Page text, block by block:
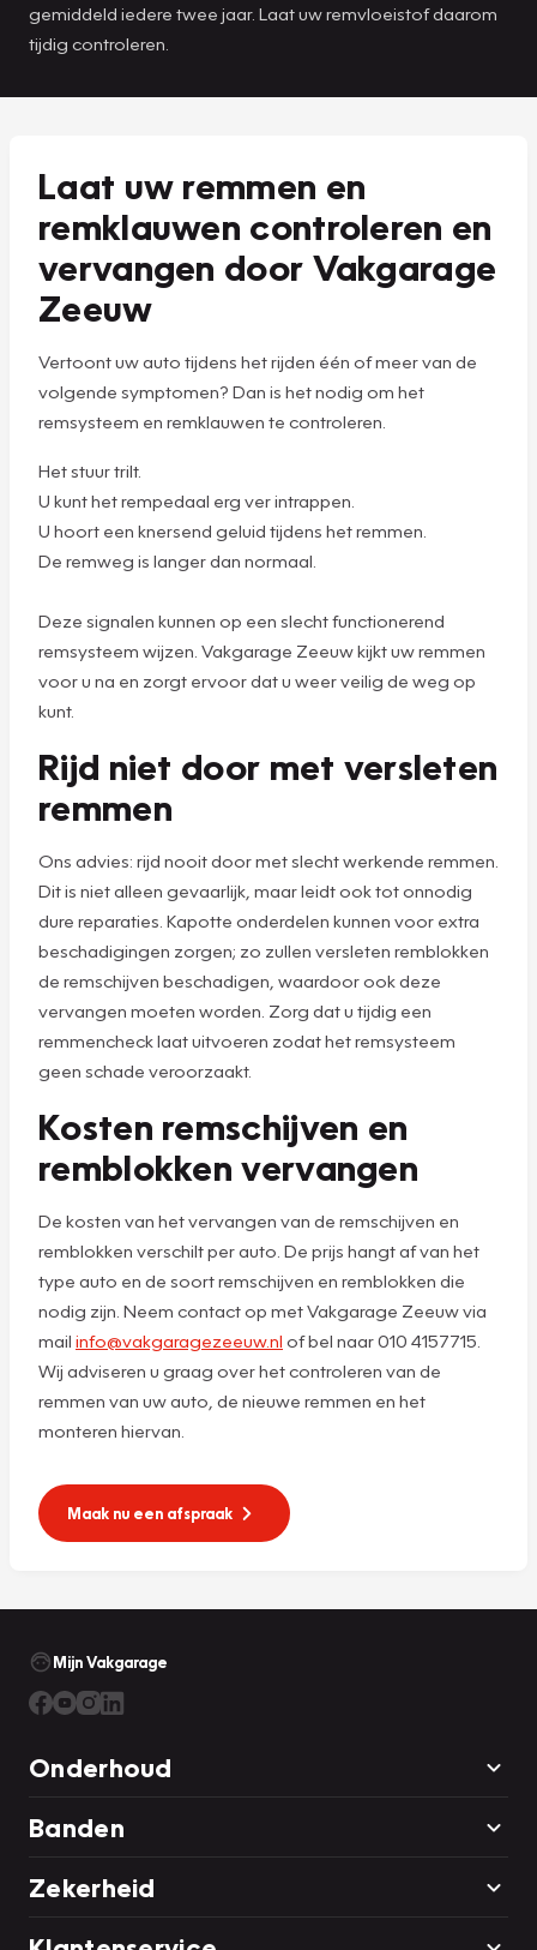
gemiddeld iedere twee jaar. Laat uw remvloeistof daarom
tijdig controleren.
Laat uw remmen en
remklauwen controleren en
vervangen door Vakgarage
Zeeuw
Vertoont uw auto tijdens het rijden één of meer van de
volgende symptomen? Dan is het nodig om het
remsysteem en remklauwen te controleren.
Het stuur trilt.
U kunt het rempedaal erg ver intrappen.
U hoort een knersend geluid tijdens het remmen.
De remweg is langer dan normaal.
Deze signalen kunnen op een slecht functionerend
remsysteem wijzen. Vakgarage Zeeuw kijkt uw remmen
voor u na en zorgt ervoor dat u weer veilig de weg op
kunt.
Rijd niet door met versleten
remmen
Ons advies: rijd nooit door met slecht werkende remmen.
Dit is niet alleen gevaarlijk, maar leidt ook tot onnodig
dure reparaties. Kapotte onderdelen kunnen voor extra
beschadigingen zorgen; zo zullen versleten remblokken
de remschijven beschadigen, waardoor ook deze
vervangen moeten worden. Zorg dat u tijdig een
remmencheck laat uitvoeren zodat het remsysteem
geen schade veroorzaakt.
Kosten remschijven en
remblokken vervangen
De kosten van het vervangen van de remschijven en
remblokken verschilt per auto. De prijs hangt af van het
type auto en de soort remschijven en remblokken die
nodig zijn. Neem contact op met Vakgarage Zeeuw via
mail info@vakgaragezeeuw.nl of bel naar 010 4157715.
Wij adviseren u graag over het controleren van de
remmen van uw auto, de nieuwe remmen en het
monteren hiervan.
Maak nu een afspraak
Mijn Vakgarage
Onderhoud
Banden
Zekerheid